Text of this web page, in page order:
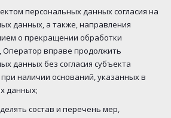
персональных данных согласия на
данных, а также, направления
о прекращении обработки
вправе продолжить
данных без согласия субъекта
наличии оснований, указанных в
данных;
состав и перечень мер,